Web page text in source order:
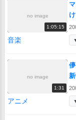
no image
1:05:15
音楽
no image
1:31
アニメ